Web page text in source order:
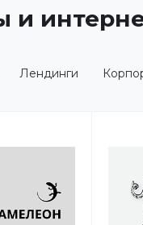
и
Лендинги